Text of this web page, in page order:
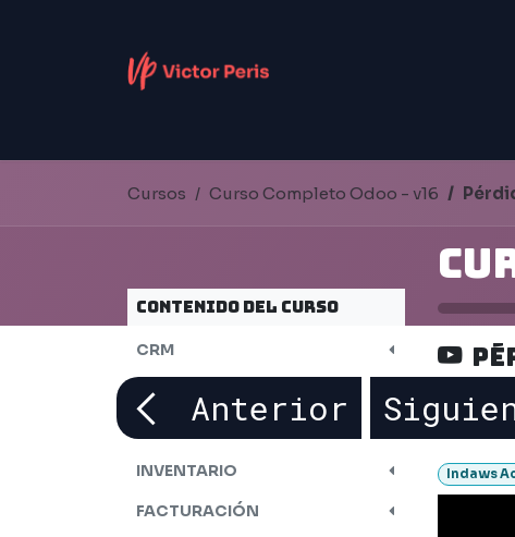
Cursos Curso Completo Odoo - v16
Contenido del curso
CRM
VENTAS
COMPRAS
INVENTARIO
FACTURACIÓN
Anterior
Indaws